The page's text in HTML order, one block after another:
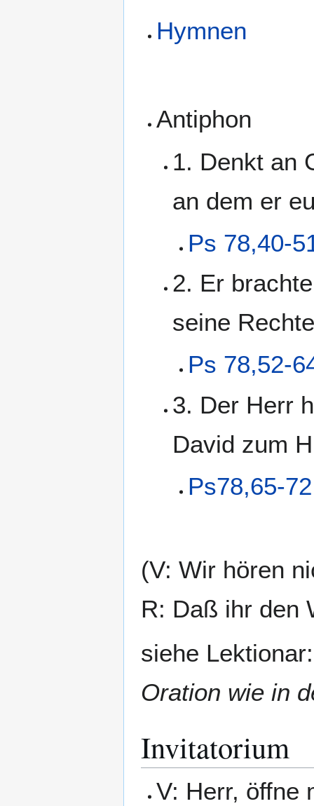
Hymnen
Antiphon
1. Denkt an
an dem er
Ps 78,40-
2. Er
seine
Ps 78,52-
3. Der Herr
David zum
Ps78,65-72
(V: Wir hören
R: Daß ihr den
siehe
Oration wie in
Invitatorium
V: Herr, öffne